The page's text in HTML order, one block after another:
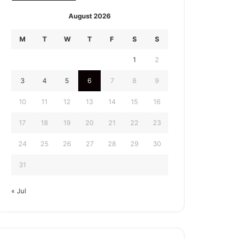
August 2026
M T W T F S S
1 2
3 4 5 6 7 8 9
10 11 12 13 14 15 16
17 18 19 20 21 22 23
24 25 26 27 28 29 30
31
« Jul